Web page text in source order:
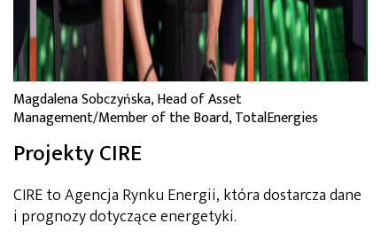
Magdalena Sobczyńska, Head of Asset
Management/Member of the Board, TotalEnergies
Projekty CIRE
CIRE to Agencja Rynku Energii, która dostarcza dane
i prognozy dotyczące energetyki.